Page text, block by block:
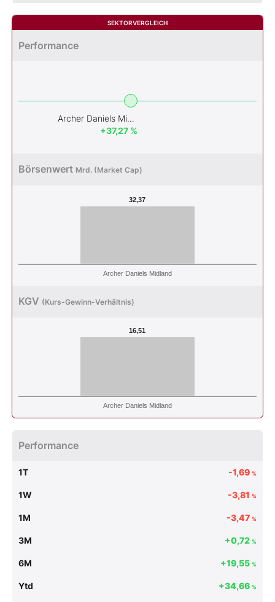
SEKTORVERGLEICH
Performance
Archer Daniels Midland
+37,27 %
Börsenwert Mrd. (Market Cap)
32,37
Archer Daniels Midland
KGV (Kurs-Gewinn-Verhältnis)
16,51
Archer Daniels Midland
Performance
1T -1,69 %
1W -3,81 %
1M -3,47 %
3M +0,72 %
6M +19,55 %
Ytd +34,66 %